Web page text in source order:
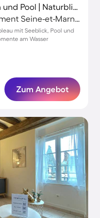
Ferienwohnung mit Garten und Pool | Naturblick | Ideal für Homeoffice
Fontainebleau, Département Seine-et-Marne, Frankreich
mit Seeblick, Pool und
am Wasser
Zum Angebot